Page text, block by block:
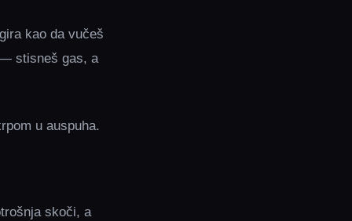
kao da vučeš
stisneš gas, a
u auspuha.
skoči, a